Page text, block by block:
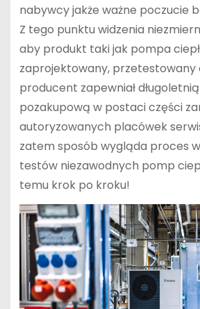
nabywcy jakże ważne poczucie
Z tego punktu widzenia
aby produkt taki jak pompa
zaprojektowany, przetestowany
producent zapewniał
pozakupową w postaci części
autoryzowanych placówek
zatem sposób wygląda proces
testów niezawodnych pomp
temu krok po kroku!